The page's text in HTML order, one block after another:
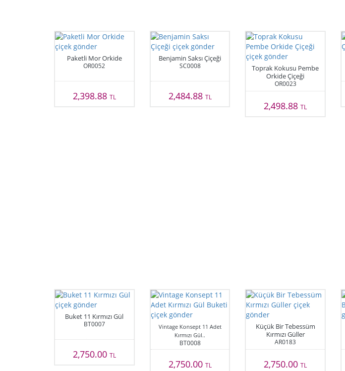
Paketli Mor Orkide
OR0052
2,398.88 TL
Benjamin Saksı Çiçeği
SC0008
2,484.88 TL
Toprak Kokusu Pembe
Orkide Çiçeği
OR0023
2,498.88TL
Buket 11 Kırmızı Gül
BT0007
2,750.00 TL
Vintage Konsept 11 Adet
Kırmızı Gül..
BT0008
2,750.00 TL
Küçük Bir Tebessüm
Kırmızı Güller
AR0183
2,750.00TL